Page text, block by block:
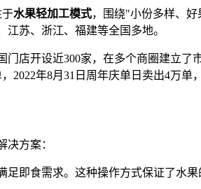
于水果轻加工模式，围绕"小份多样、
苏、浙江、福建等全国多地。
店开设近300家，在多个商圈建立
年8月31日周年庆单日卖出4万单
方案：
足即食需求。这种操作方式保证了水